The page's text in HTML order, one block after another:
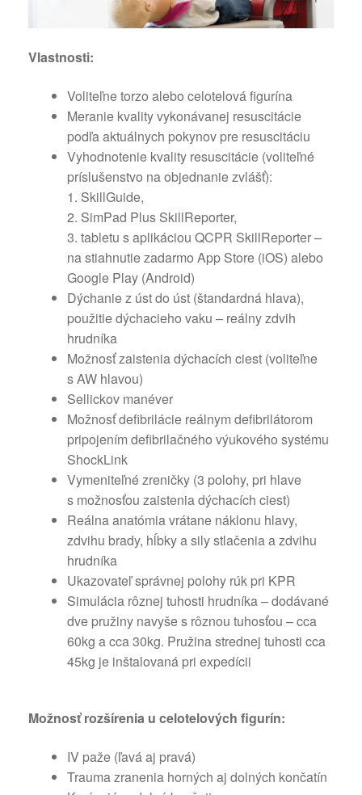
Vlastnosti:
Voliteľne torzo alebo celotelová figurína
Meranie kvality vykonávanej resuscitácie
podľa aktuálnych pokynov pre resuscitáciu
Vyhodnotenie kvality resuscitácie (voliteľné
príslušenstvo na objednanie zvlášť):
1. SkillGuide,
2. SimPad Plus SkillReporter,
3. tabletu s aplikáciou QCPR SkillReporter –
na stiahnutie zadarmo App Store (iOS) alebo
Google Play (Android)
Dýchanie z úst do úst (štandardná hlava),
použitie dýchacieho vaku – reálny zdvih
hrudníka
Možnosť zaistenia dýchacích ciest (voliteľne
s AW hlavou)
Sellickov manéver
Možnosť defibrilácie reálnym defibrilátorom
pripojením defibrilačného výukového systému
ShockLink
Vymeniteľné zreničky (3 polohy, pri hlave
s možnosťou zaistenia dýchacích ciest)
Reálna anatómia vrátane náklonu hlavy,
zdvihu brady, hĺbky a sily stlačenia a zdvihu
hrudníka
Ukazovateľ správnej polohy rúk pri KPR
Simulácia rôznej tuhosti hrudníka – dodávané
dve pružiny navyše s rôznou tuhosťou – cca
60kg a cca 30kg. Pružina strednej tuhosti cca
45kg je inštalovaná pri expedícii
Možnosť rozšírenia u celotelových figurín:
IV paže (ľavá aj pravá)
Trauma zranenia horných aj dolných končatín